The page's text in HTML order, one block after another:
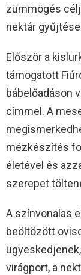
zümmögés
nektár
Először a
támogatott
bábelőadáson
címmel. A
mézkészítés
életével és
szerepet
A színvonalas
beöltözött
virágport, a